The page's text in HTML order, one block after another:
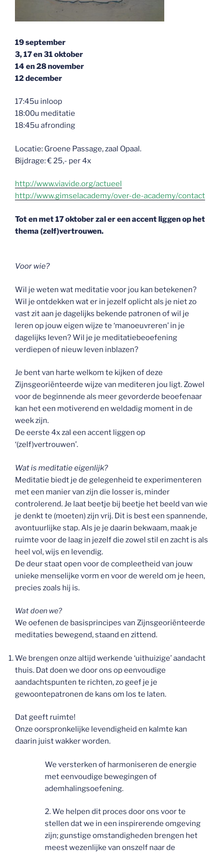
19 september
3, 17 en 31 oktober
14 en 28 november
12 december
17:45u inloop
18:00u meditatie
18:45u afronding
Locatie: Groene Passage, zaal Opaal.
Bijdrage: € 25,- per 4x
http://www.viavide.org/actueel
http://www.gimselacademy/over-de-academy/contact
Tot en met 17 oktober zal er een accent liggen op het
thema (zelf)vertrouwen.
Voor wie?
Wil je weten wat meditatie voor jou kan betekenen?
Wil je ontdekken wat er in jezelf oplicht als je niet zo
vast zit aan je dagelijks bekende patronen of wil je
leren op jouw eigen wijze te ‘manoeuvreren’ in je
dagelijks leven? Wil je je meditatiebeoefening
verdiepen of nieuw leven inblazen?
Je bent van harte welkom te kijken of deze
Zijnsgeoriënteerde wijze van mediteren jou ligt. Zowel
voor de beginnende als meer gevorderde beoefenaar
kan het een motiverend en weldadig moment in de
week zijn.
De eerste 4x zal een accent liggen op
‘(zelf)vertrouwen’.
Wat is meditatie eigenlijk?
Meditatie biedt je de gelegenheid te experimenteren
met een manier van zijn die losser is, minder
controlerend. Je laat beetje bij beetje het beeld van wie
je denkt te (moeten) zijn vrij. Dit is best een spannende,
avontuurlijke stap. Als je je daarin bekwaam, maak je
ruimte voor de laag in jezelf die zowel stil en zacht is als
heel vol, wijs en levendig.
De deur staat open voor de compleetheid van jouw
unieke menselijke vorm en voor de wereld om je heen,
precies zoals hij is.
Wat doen we?
We oefenen de basisprincipes van Zijnsgeoriënteerde
meditaties bewegend, staand en zittend.
We brengen onze altijd werkende ‘uithuizige’ aandacht
thuis. Dat doen we door ons op eenvoudige
aandachtspunten te richten, zo geef je je
gewoontepatronen de kans om los te laten.
Dat geeft ruimte!
Onze oorspronkelijke levendigheid en kalmte kan
daarin juist wakker worden.
We versterken of harmoniseren de energie
met eenvoudige bewegingen of
ademhalingsoefening.
2. We helpen dit proces door ons voor te
stellen dat we in een inspirerende omgeving
zijn; gunstige omstandigheden brengen het
meest wezenlijke van onszelf naar de